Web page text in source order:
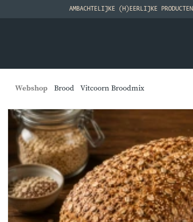
AMBACHTELIJKE (H)EERLIJKE PRODUCTEN
Webshop Brood Vitcoorn Broodmix